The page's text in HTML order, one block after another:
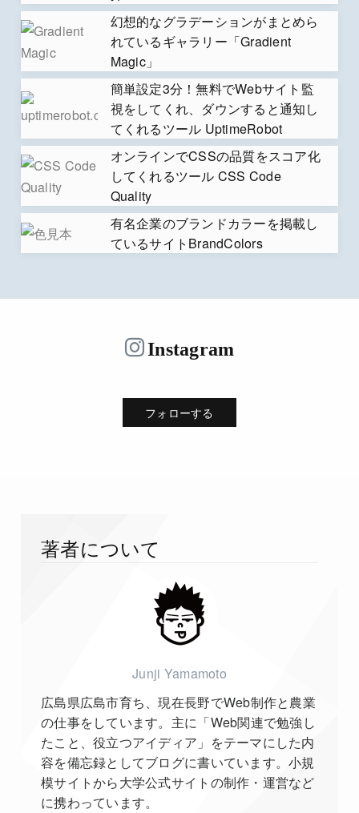
幻想的なグラデーションがまとめら
れているギャラリー「Gradient
Magic」
簡単設定3分！無料でWebサイト監
視をしてくれ、ダウンすると通知し
てくれるツール UptimeRobot
オンラインでCSSの品質をスコア化
してくれるツール CSS Code
Quality
有名企業のブランドカラーを掲載し
ているサイトBrandColors
Instagram
フォローする
著者について
Junji Yamamoto
広島県広島市育ち、現在長野でWeb制作と農業
の仕事をしています。主に「Web関連で勉強し
たこと、役立つアイディア」をテーマにした内
容を備忘録としてブログに書いています。小規
模サイトから大学公式サイトの制作・運営など
に携わっています。